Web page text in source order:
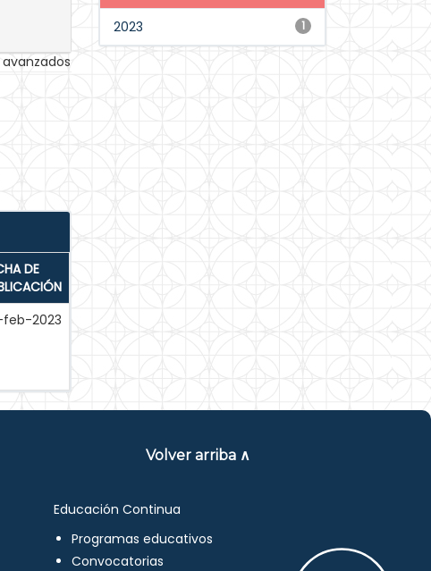
DE
2023
1
2023
Volver arriba ∧
Educación Continua
Programas educativos
Convocatorias